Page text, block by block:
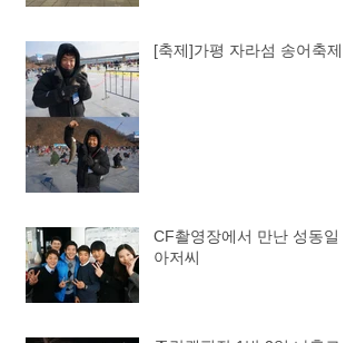
[축제]가평 자라섬 송어축제
CF촬영장에서 만난 성동일
아저씨